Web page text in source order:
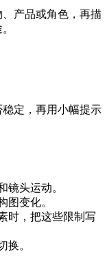
产品或角色，再描
定，再用小幅提示
镜头运动。
图变化。
时，把这些限制写
换。